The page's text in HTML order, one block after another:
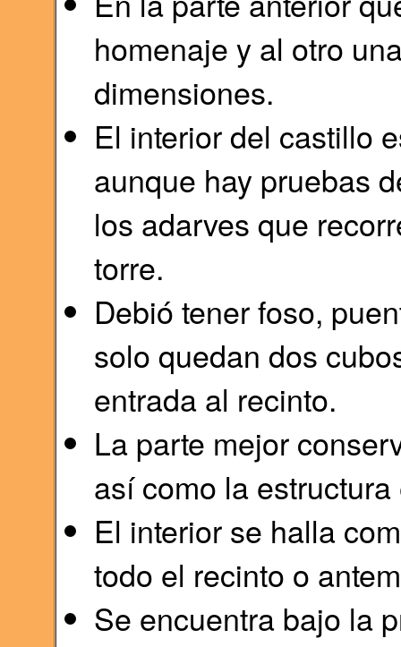
homenaje y al otro
dimensiones.
El interior del castillo
aunque hay pruebas
los adarves que
torre.
Debió tener foso,
solo quedan dos
entrada al recinto.
La parte mejor
así como la
El interior se halla
todo el recinto o
Se encuentra bajo la